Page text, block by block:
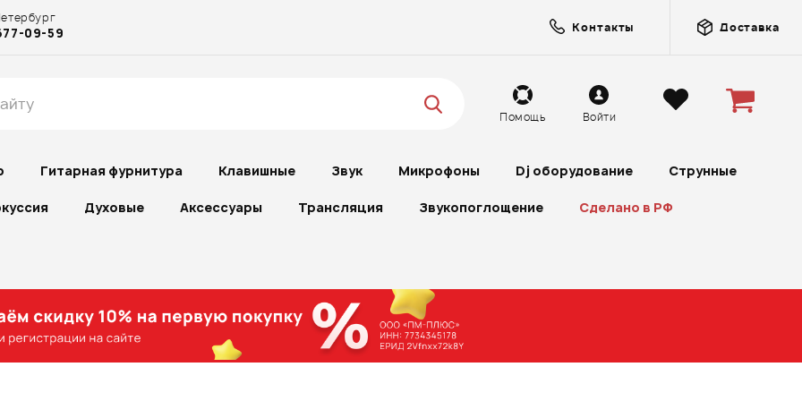
09-59 Контакты Доставка
Помощь Войти
Гитарная фурнитура Клавишные Звук Микрофоны Dj оборудование Струнные
Духовые Аксессуары Трансляция Звукопоглощение Сделано в РФ